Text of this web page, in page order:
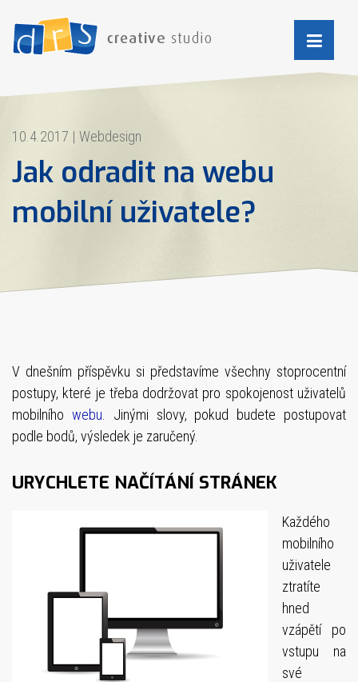
10.4.2017 | Webdesign
Jak odradit na webu
mobilní uživatele?
V dnešním příspěvku si představíme všechny stoprocentní
postupy, které je třeba dodržovat pro spokojenost uživatelů
mobilního webu . Jinými slovy, pokud budete postupovat
podle bodů, výsledek je zaručený.
URYCHLETE NAČÍTÁNÍ STRÁNEK
Každého
mobilního
uživatele
ztratíte
hned
vzápětí po
vstupu na
své